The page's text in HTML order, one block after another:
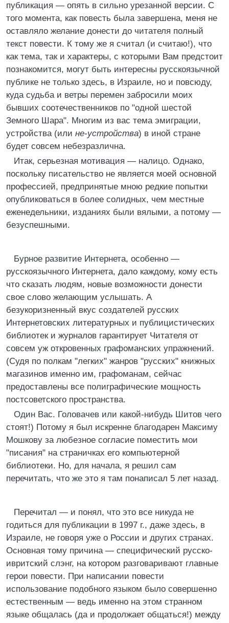
публикация — опять в сильно урезанной версии. С
того момента, как повесть была завершена, меня не
оставляло желание донести до читателя полный
текст повести. К тому же я считал (и считаю!), что
как тема, так и характеры, с которыми Вам предстоит
познакомится, могут быть интересны русскоязычной
публике не только здесь, в Израиле, но и повсюду,
куда судьба и ветры перемен забросили моих
бывших соотечественников по "одной шестой
Земного Шара". Многим из вас тема эмиграции,
устройства (или не-устройства) в иной стране
будет совсем небезразлична.
Итак, серьезная мотивация — налицо. Однако,
поскольку писательство не является моей основной
профессией, предпринятые мною редкие попытки
опубликоваться в более солидных, чем местные
еженедельники, изданиях были вялыми, а потому —
безуспешными.
Бурное развитие Интернета, особенно —
русскоязычного Интернета, дало каждому, кому есть
что сказать людям, новые возможности донести
свое слово желающим услышать. А
безукоризненный вкус создателей русских
Интернетовских литературных и публицистических
библиотек и журналов гарантирует Читателя от
совсем уж откровенных графоманских упражнений.
(Судя по полкам "легких" жанров "русских" книжных
магазинов именно им, графоманам, сейчас
предоставлены все полиграфические мощность
постсоветского пространства.
Один Вас. Головачев или какой-нибудь Шитов чего
стоят!) Потому я был искренне благодарен Максиму
Мошкову за любезное согласие поместить мои
"писания" на страничках его компьютерной
библиотеки. Но, для начала, я решил сам
перечитать, что же это я там понаписал 5 лет назад.
Перечитал — и понял, что это все никуда не
годиться для публикации в 1997 г., даже здесь, в
Израиле, не говоря уже о России и других странах.
Основная тому причина — специфический русско-
ивритский слэнг, на котором разговаривают главные
герои повести. При написании повести
использование подобного языком было совершенно
естественным — ведь именно на этом странном
языке общалась (да и продолжает общаться!) между